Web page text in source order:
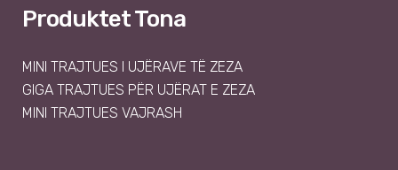
Produktet Tona
MINI TRAJTUES I UJËRAVE TË ZEZA
GIGA TRAJTUES PËR UJËRAT E ZEZA
MINI TRAJTUES VAJRASH